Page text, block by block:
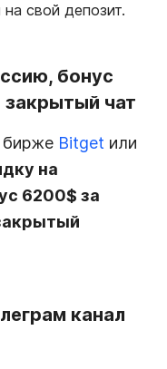
свой депозит.
бонус
чат
бирже Bitget или
на
6200$ за
канал